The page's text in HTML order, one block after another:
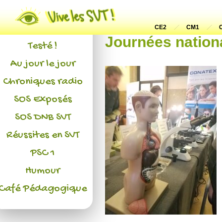
CE2 CM1
Journées
Actualités
L'association
Testé !
Au jour le jour
Chroniques radio
SOS Exposés
SOS DNB SVT
Réussites en SVT
PSC 1
Humour
Pédagogique